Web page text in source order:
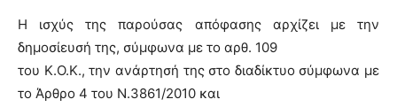
Η ισχύς της παρούσας απόφασης αρχίζει με την
δημοσίευσή της, σύμφωνα με το αρθ. 109
του Κ.Ο.Κ., την ανάρτησή της στο διαδίκτυο σύμφωνα με
το Άρθρο 4 του Ν.3861/2010 και